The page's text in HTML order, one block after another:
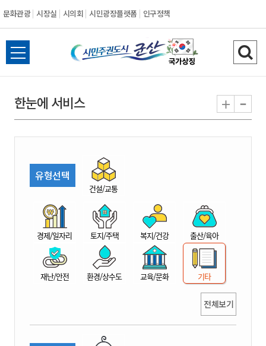
문화관광 시장실 시의회 시민광장플랫폼 인구정책
시
민
권
시
산
전
체
뉴
열
검
색
기
한눈에 서비스 + -
유형선택
건설/교통
경제/일자리 토지/주택 복지/건강 출산/육아
재난/안전 환경/상수도 교육/문화 기타
전체보기